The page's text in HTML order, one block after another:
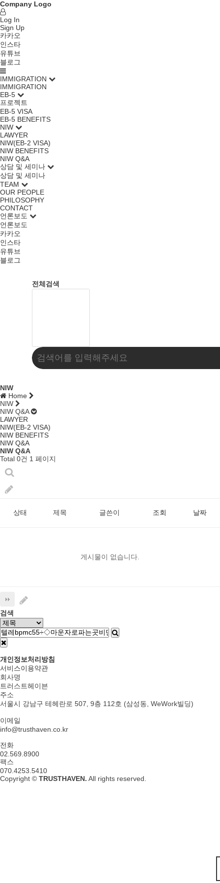
Company Logo
Log In
Sign Up
카카오
인스타
유튜브
블로그
IMMIGRATION
IMMIGRATION
EB-5
프로젝트
EB-5 VISA
EB-5 BENEFITS
NIW
LAWYER
NIW(EB-2 VISA)
NIW BENEFITS
NIW Q&A
상담 및 세미나
상담 및 세미나
TEAM
OUR PEOPLE
PHILOSOPHY
CONTACT
언론보도
언론보도
카카오
인스타
유튜브
블로그
전체검색
NIW
Home
NIW
NIW Q&A
LAWYER
NIW(EB-2 VISA)
NIW BENEFITS
NIW Q&A
NIW Q&A
Total 0건 1 페이지
상태 제목 글쓴이 조회 날짜
게시물이 없습니다.
검색
개인정보처리방침
서비스이용약관
회사명
트러스트헤이븐
주소
서울시 강남구 테헤란로 507, 9층 112호 (삼성동, WeWork빌딩)
이메일
info@trusthaven.co.kr
전화
02.569.8900
팩스
070.4253.5410
Copyright © TRUSTHAVEN. All rights reserved.